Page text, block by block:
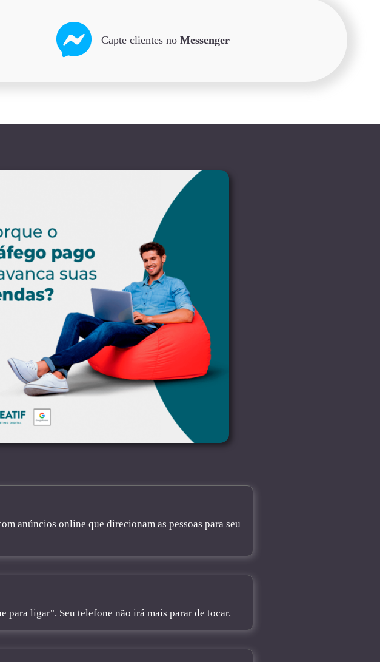
Capte clientes no Messenger
anúncios online que direcionam as pessoas para seu
para ligar". Seu telefone não irá mais parar de tocar.